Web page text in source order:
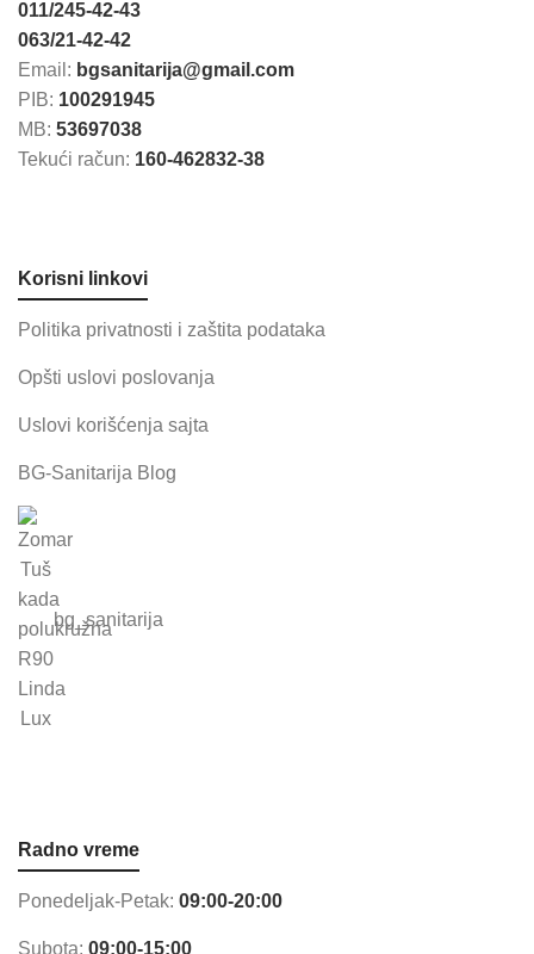
011/245-42-43
063/21-42-42
Email: bgsanitarija@gmail.com
PIB: 100291945
MB: 53697038
Tekući račun: 160-462832-38
Korisni linkovi
Politika privatnosti i zaštita podataka
Opšti uslovi poslovanja
Uslovi korišćenja sajta
BG-Sanitarija Blog
bg_sanitarija
Radno vreme
Ponedeljak-Petak: 09:00-20:00
Subota: 09:00-15:00